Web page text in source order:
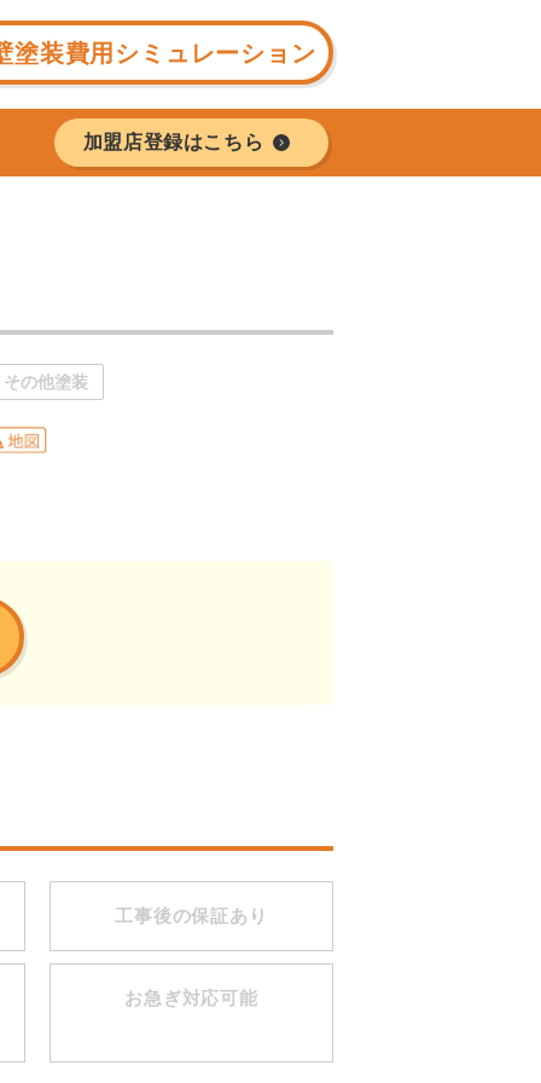
塗装費用シミュレーション
加盟店登録はこちら
その他塗装
工事後の保証あり
お急ぎ対応可能